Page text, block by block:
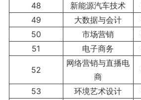
48
新能源汽车技术
49
大数据与会计
50
市场营销
51
电子商务
52
网络营销与直播电
商
53 环境艺术设计